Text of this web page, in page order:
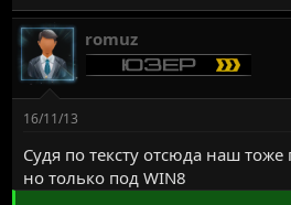
romuz
16/11/13
Судя по тексту отсюда наш
но только под WIN8